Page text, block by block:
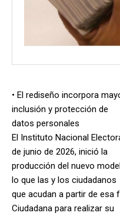
• El rediseño incorpora
inclusión y protección de
datos personales
El Instituto Nacional
de junio de 2026, inició la
producción del nuevo
lo que las y los ciudadanos
que acudan a partir de esa
Ciudadana para realizar su